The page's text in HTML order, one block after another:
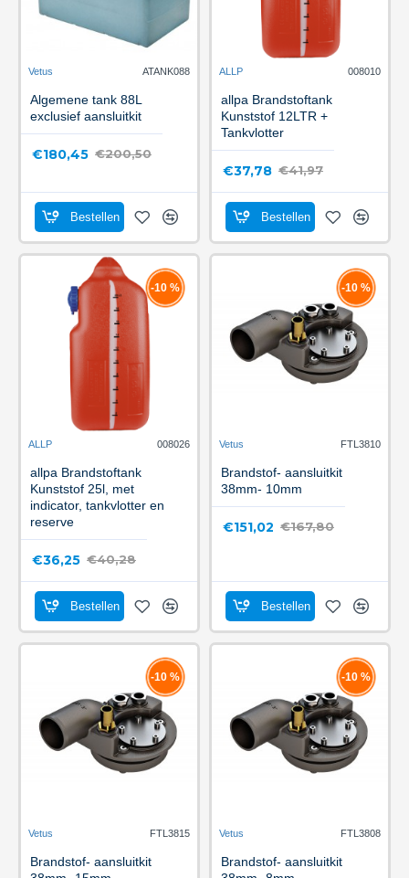
Vetus ATANK088
Algemene tank 88L
exclusief aansluitkit
€180,45 €200,50
Bestellen
ALLP 008010
allpa Brandstoftank
Kunststof 12LTR +
Tankvlotter
€37,78 €41,97
Bestellen
-10 %
ALLP 008026
allpa Brandstoftank
Kunststof 25l, met
indicator, tankvlotter en
reserve
€36,25 €40,28
Bestellen
-10 %
Vetus FTL3810
Brandstof- aansluitkit
38mm- 10mm
€151,02 €167,80
Bestellen
-10 %
Vetus FTL3815
Brandstof- aansluitkit
-10 %
Vetus FTL3808
Brandstof- aansluitkit